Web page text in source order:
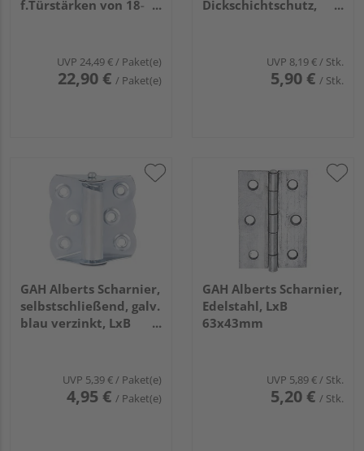
f.Türstärken von 18-
UVP 24,49 €/ Paket(e)
22,90 € / Paket(e)
Dickschichtschutz,
UVP 8,19 €/ Stk.
5,90 € / Stk.
GAH Alberts Scharnier,
selbstschließend, galv.
blau verzinkt, LxB
UVP 5,39 €/ Paket(e)
4,95 € / Paket(e)
GAH Alberts Scharnier,
Edelstahl, LxB
63x43mm
UVP 5,89 €/ Stk.
5,20 € / Stk.